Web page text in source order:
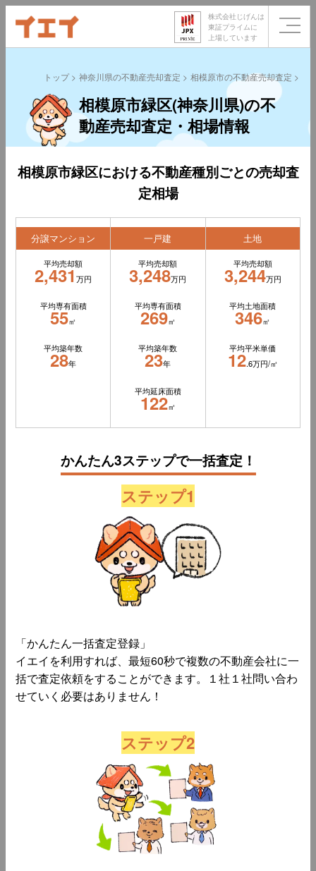
株式会社じげんは
東証プライムに
上場しています
トップ 神奈川県の不動産売却査定 相模原市の不動産売却査定
相模原市緑区(神奈川県)の不
動産売却査定・相場情報
相模原市緑区における不動産種別ごとの売却査
定相場
分譲マンション
平均売却額
2,431万円
平均専有面積
55㎡
平均築年数
28年
一戸建
平均売却額
3,248万円
平均専有面積
269㎡
平均築年数
23年
平均延床面積
122㎡
土地
平均売却額
3,244万円
平均土地面積
346㎡
平均平米単価
12.6万円/㎡
かんたん3ステップで一括査定！
ステップ1
「かんたん一括査定登録」
イエイを利用すれば、最短60秒で複数の不動産会社に一
括で査定依頼をすることができます。１社１社問い合わ
せていく必要はありません！
ステップ2